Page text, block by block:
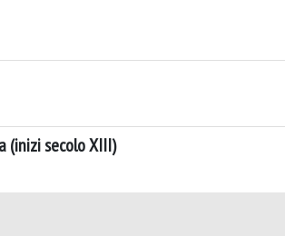
(inizi secolo XIII)